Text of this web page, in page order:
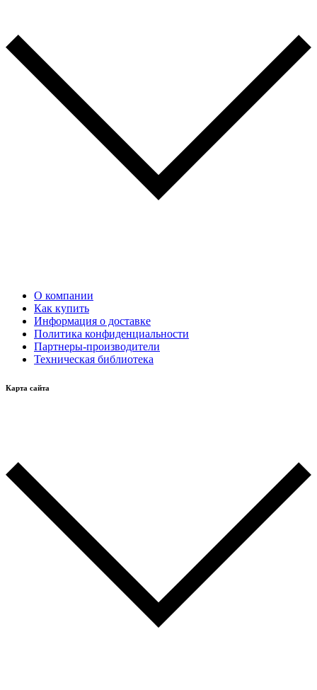
О компании
Как купить
Информация о доставке
Политика конфиденциальности
Партнеры-производители
Техническая библиотека
Карта сайта